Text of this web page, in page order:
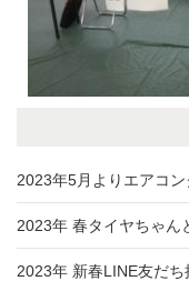
2023年5月よりエアコ
2023年 春タイヤちゃん
2023年 新春LINE友だ